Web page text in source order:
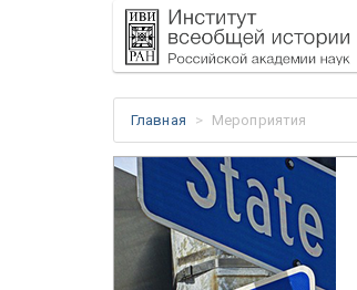
Главная Мероприятия